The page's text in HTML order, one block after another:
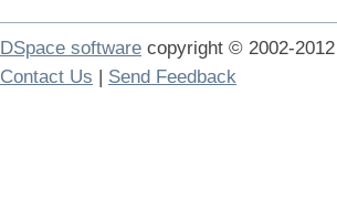
DSpace software copyright © 2002-2012
Contact Us | Send Feedback